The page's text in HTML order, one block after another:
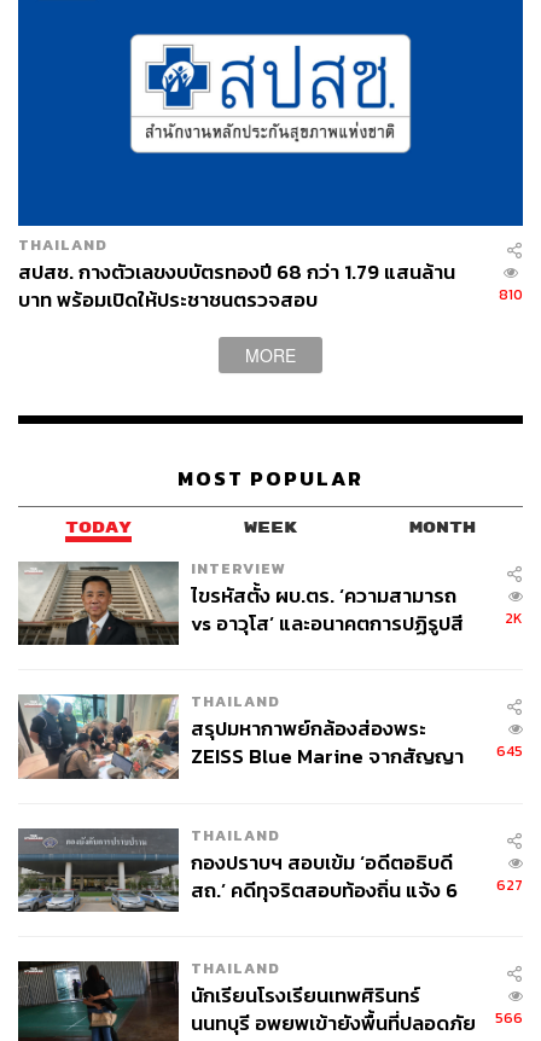
THAILAND
สปสช. กางตัวเลขงบบัตรทองปี 68 กว่า 1.79 แสนล้าน
บาท พร้อมเปิดให้ประชาชนตรวจสอบ
810
MORE
MOST POPULAR
TODAY WEEK MONTH
INTERVIEW
ไขรหัสตั้ง ผบ.ตร. ‘ความสามารถ
vs อาวุโส’ และอนาคตการปฏิรูปสี
2K
THAILAND
สรุปมหากาพย์กล้องส่องพระ
ZEISS Blue Marine จากสัญญา
จ่ายหนี้-แอบระบุแบรนด์
645
THAILAND
กองปราบฯ สอบเข้ม ‘อดีตอธิบดี
สถ.’ คดีทุจริตสอบท้องถิ่น แจ้ง 6
627
THAILAND
นักเรียนโรงเรียนเทพศิรินทร์
นนทบุรี อพยพเข้ายังพื้นที่ปลอดภัย
566